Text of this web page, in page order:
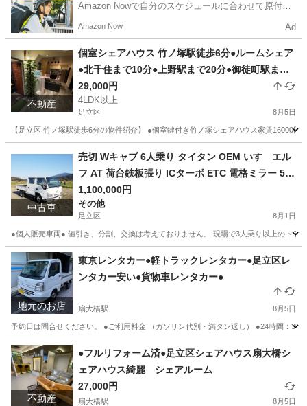
Amazon Nowで自分のスケジュールに合わせて原付や
う！
Amazon Now Ad
不動産
個室シェアハウス 竹ノ塚駅徒歩6分●ルームシェア
●北千住まで10分●上野駅まで20分●御徒町駅まで2
7分●銀座駅36分●ゲストハウス足立区 西新井シ
ェアハウス北千住シェアハウス日比谷線●足立区シ
ェアハウス●東京シェアハウス
29,000円
4LDK以上
足立区 8月5日
【足立区 竹ノ塚駅徒歩6分の物件紹介】 ●個室鍵付き竹ノ塚シェアハウス家賃16000
シェアハウス 徒歩
中古車
売切 Wキャブ 6人乗り タイタン OEM いすゞエル
フ AT 荷台鉄板張り ICターボ ETC 電格ミラー 5t
未満新免許対応 車検令和9年3月迄
1,100,000円
その他
足立区 8月1日
●個人販売車両● 値引き、分割、交換は考えておりません。 現場で3人乗り以上のト
東京 足立区 その他 車両
地元のお店
東京レンタカー●軽トラックレンタカー●足立区レ
ンタカー安い●貨物車レンタカー●
扇大橋駅 8月5日
予約日は問合せください。 ●ご利用料金 （ガソリン代別・満タン返し） ●24時間：
東京 足立区 扇大橋駅 その他 レンタカー
不動産
●フルリフォーム済●足立区シェアハウス扇大橋シ
ェアハウス綺麗 シェアルーム
27,000円
扇大橋駅 8月5日